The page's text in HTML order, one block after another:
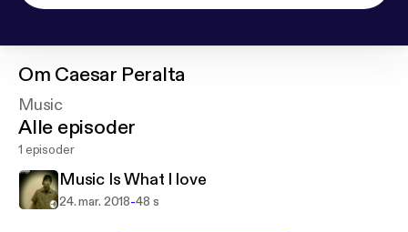
Om Caesar Peralta
Music
Alle episoder
1 episoder
Music Is What I love
24. mar. 2018-48 s